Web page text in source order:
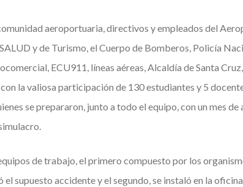
aeroportuaria, directivos y empleados del
y de Turismo, el Cuerpo de Bomberos, Policía
ECU911, líneas aéreas, Alcaldía de Santa
la valiosa participación de 130 estudiantes y 5
se prepararon, junto a todo el equipo, con un mes
de trabajo, el primero compuesto por los
supuesto accidente y el segundo, se instaló en la